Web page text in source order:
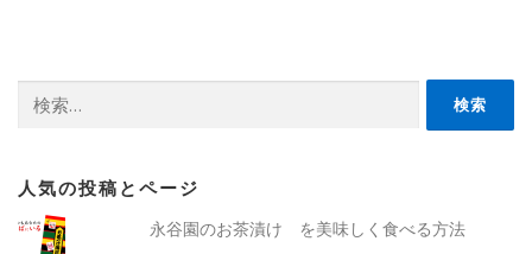
索:
人気の投稿とページ
永谷園のお茶漬け を美味しく食べる方法